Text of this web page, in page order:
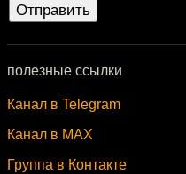
полезные ссылки
Канал в Telegram
Канал в MAX
Группа в Контакте